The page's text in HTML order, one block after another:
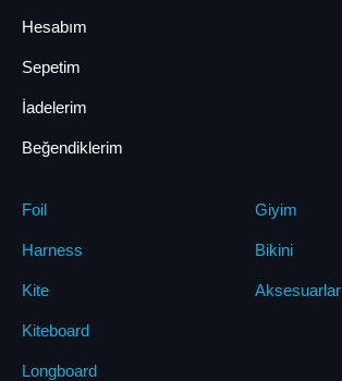
Hesabım
Sepetim
İadelerim
Beğendiklerim
Foil
Harness
Kite
Kiteboard
Longboard
Giyim
Bikini
Aksesuarlar